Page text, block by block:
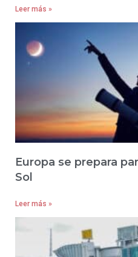
Leer más »
Europa se prepara
Sol
Leer más »